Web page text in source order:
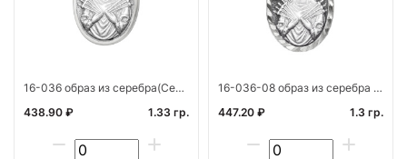
16-036 образ из серебра(Семистрельная) штамп
438.90 ₽
1.33 гр.
16-036-08 образ из серебра алм(Б.М.Семистрельная) штамп ч/ч
447.20 ₽
1.3 гр.